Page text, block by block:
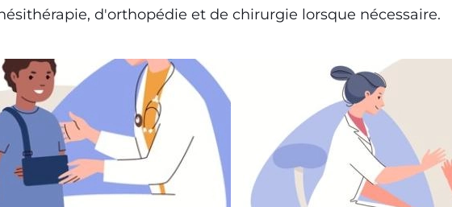
d'orthopédie et de chirurgie lorsque nécessaire.